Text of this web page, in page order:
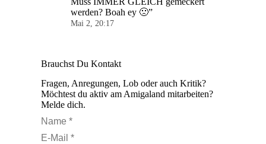
werden? Boah ey 🙁”
Mai 2, 20:17
Brauchst Du Kontakt
Fragen, Anregungen, Lob oder auch Kritik?
Möchtest du aktiv am Amigaland mitarbeiten?
Melde dich.
Name *
E-Mail *